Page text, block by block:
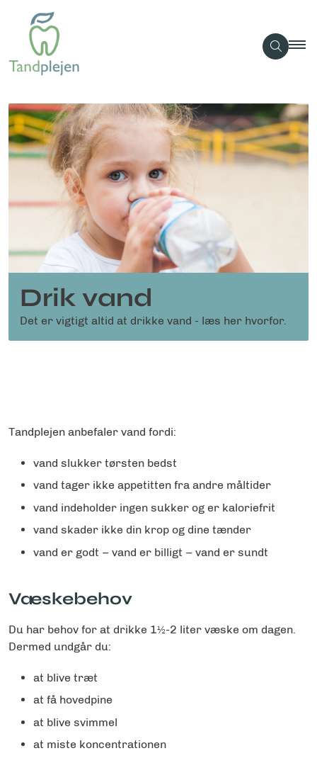
Drik vand
Det er vigtigt altid at drikke vand - læs her hvorfor.
Tandplejen anbefaler vand fordi:
vand slukker tørsten bedst
vand tager ikke appetitten fra andre måltider
vand indeholder ingen sukker og er kaloriefrit
vand skader ikke din krop og dine tænder
vand er godt – vand er billigt – vand er sundt
Væskebehov
Du har behov for at drikke 1½-2 liter væske om dagen.
Dermed undgår du:
at blive træt
at få hovedpine
at blive svimmel
at miste koncentrationen